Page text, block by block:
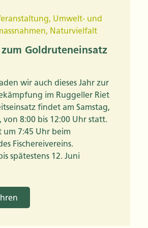
, Umwelt- und
, Naturvielfalt
Goldruteneinsatz
wir auch dieses Jahr zur
im Ruggeller Riet
findet am Samstag,
von 8:00 bis 12:00 Uhr statt.
7:45 Uhr beim
Fischereivereins.
spätestens 12. Juni